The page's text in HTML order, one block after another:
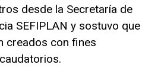
desde la Secretaría de
SEFIPLAN y sostuvo que
creados con fines